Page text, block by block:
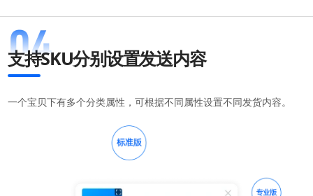
支持SKU分别设置发送内容
一个宝贝下有多个分类属性，可根据不同属性设置不同发货内容。